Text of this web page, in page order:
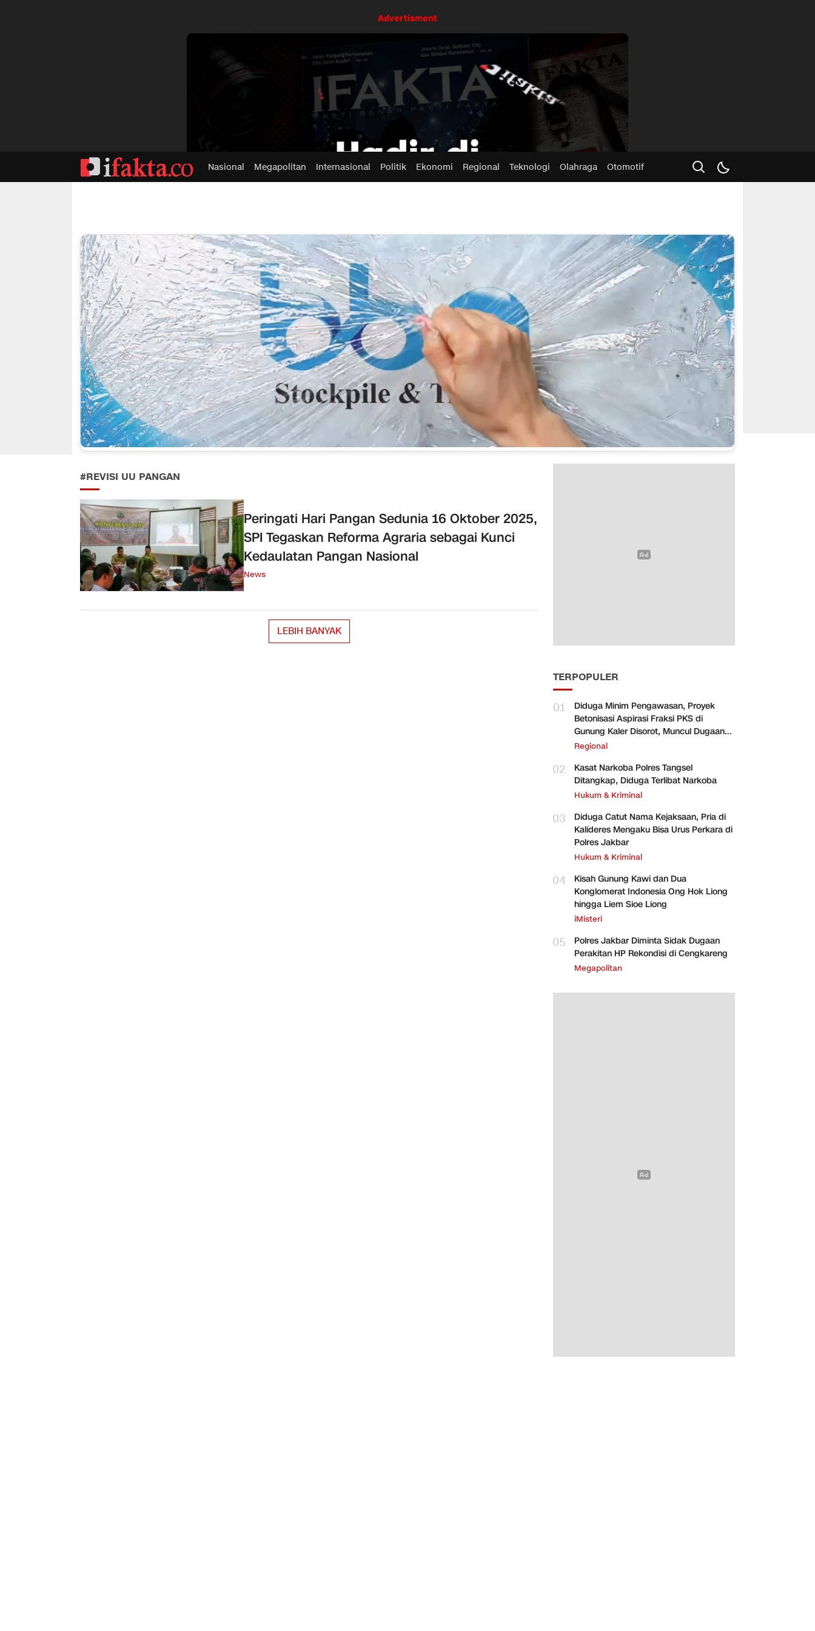
Advertisment
Nasional Megapolitan Internasional Politik Ekonomi Regional Teknologi Olahraga Otomotif
#REVISI UU PANGAN
Peringati Hari Pangan Sedunia 16 Oktober 2025,
SPI Tegaskan Reforma Agraria sebagai Kunci
Kedaulatan Pangan Nasional
News
LEBIH BANYAK
TERPOPULER
01
Diduga Minim Pengawasan, Proyek
Betonisasi Aspirasi Fraksi PKS di
Gunung Kaler Disorot, Muncul Dugaan
Pengurangan Volume
Regional
02
Kasat Narkoba Polres Tangsel
Ditangkap, Diduga Terlibat Narkoba
Hukum & Kriminal
03
Diduga Catut Nama Kejaksaan, Pria di
Kalideres Mengaku Bisa Urus Perkara di
Polres Jakbar
Hukum & Kriminal
04
Kisah Gunung Kawi dan Dua
Konglomerat Indonesia Ong Hok Liong
hingga Liem Sioe Liong
iMisteri
05
Polres Jakbar Diminta Sidak Dugaan
Perakitan HP Rekondisi di Cengkareng
Megapolitan